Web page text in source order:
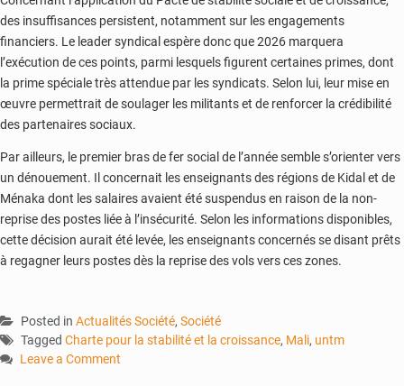
des insuffisances persistent, notamment sur les engagements
financiers. Le leader syndical espère donc que 2026 marquera
l’exécution de ces points, parmi lesquels figurent certaines primes, dont
la prime spéciale très attendue par les syndicats. Selon lui, leur mise en
œuvre permettrait de soulager les militants et de renforcer la crédibilité
des partenaires sociaux.
Par ailleurs, le premier bras de fer social de l’année semble s’orienter vers
un dénouement. Il concernait les enseignants des régions de Kidal et de
Ménaka dont les salaires avaient été suspendus en raison de la non-
reprise des postes liée à l’insécurité. Selon les informations disponibles,
cette décision aurait été levée, les enseignants concernés se disant prêts
à regagner leurs postes dès la reprise des vols vers ces zones.
Posted in Actualités Société, Société
Tagged Charte pour la stabilité et la croissance, Mali, untm
Leave a Comment